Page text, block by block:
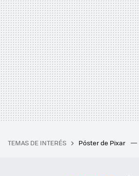
TEMAS DE INTERÉS Póster de Pixar